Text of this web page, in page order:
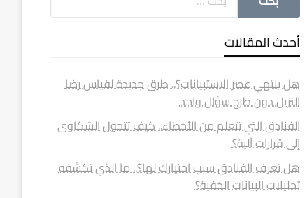
أحدث المقالات
هل ينتهي عصر الاستبيانات؟.. طرق جديدة لقياس رضا
النزيل دون طرح سؤال واحد
الفنادق التي تتعلم من الأخطاء.. كيف تتحول الشكاوى
إلى قرارات آلية؟
هل تعرف الفنادق سبب اختيارك لها؟.. ما الذي تكشفه
تحليلات البيانات الخفية؟